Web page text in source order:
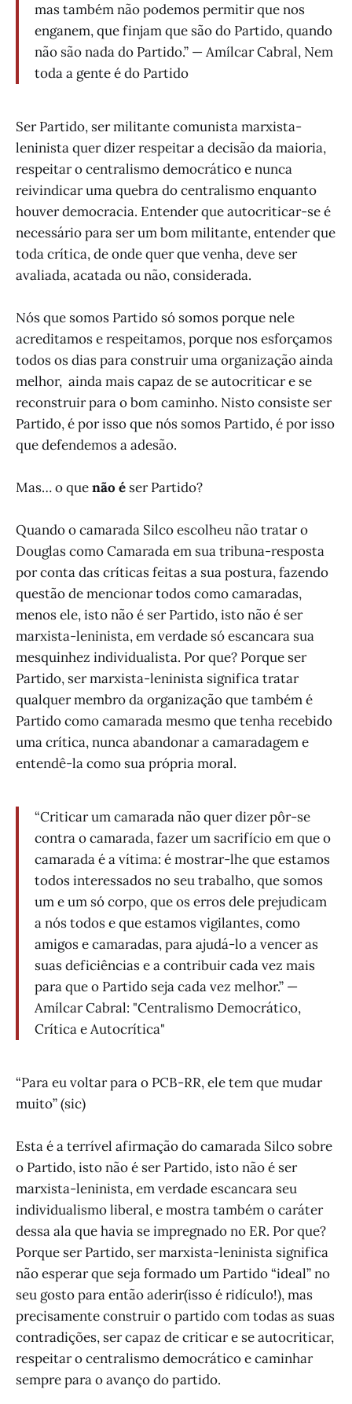
mas também não podemos permitir que nos
enganem, que finjam que são do Partido, quando
não são nada do Partido.” — Amílcar Cabral, Nem
toda a gente é do Partido
Ser Partido, ser militante comunista marxista-
leninista quer dizer respeitar a decisão da maioria,
respeitar o centralismo democrático e nunca
reivindicar uma quebra do centralismo enquanto
houver democracia. Entender que autocriticar-se é
necessário para ser um bom militante, entender que
toda crítica, de onde quer que venha, deve ser
avaliada, acatada ou não, considerada.
Nós que somos Partido só somos porque nele
acreditamos e respeitamos, porque nos esforçamos
todos os dias para construir uma organização ainda
melhor, ainda mais capaz de se autocriticar e se
reconstruir para o bom caminho. Nisto consiste ser
Partido, é por isso que nós somos Partido, é por isso
que defendemos a adesão.
Mas… o quenão é ser Partido?
Quando o camarada Silco escolheu não tratar o
Douglas como Camarada em sua tribuna-resposta
por conta das críticas feitas a sua postura, fazendo
questão de mencionar todos como camaradas,
menos ele, isto não é ser Partido, isto não é ser
marxista-leninista, em verdade só escancara sua
mesquinhez individualista. Por que? Porque ser
Partido, ser marxista-leninista significa tratar
qualquer membro da organização que também é
Partido como camarada mesmo que tenha recebido
uma crítica, nunca abandonar a camaradagem e
entendê-la como sua própria moral.
“Criticar um camarada não quer dizer pôr-se
contra o camarada, fazer um sacrifício em que o
camarada é a vítima: é mostrar-lhe que estamos
todos interessados no seu trabalho, que somos
um e um só corpo, que os erros dele prejudicam
a nós todos e que estamos vigilantes, como
amigos e camaradas, para ajudá-lo a vencer as
suas deficiências e a contribuir cada vez mais
para que o Partido seja cada vez melhor.” —
Amílcar Cabral: "Centralismo Democrático,
Crítica e Autocrítica"
“Para eu voltar para o PCB-RR, ele tem que mudar
muito” (sic)
Esta é a terrível afirmação do camarada Silco sobre
o Partido, isto não é ser Partido, isto não é ser
marxista-leninista, em verdade escancara seu
individualismo liberal, e mostra também o caráter
dessa ala que havia se impregnado no ER. Por que?
Porque ser Partido, ser marxista-leninista significa
não esperar que seja formado um Partido “ideal” no
seu gosto para então aderir(isso é ridículo!), mas
precisamente construir o partido com todas as suas
contradições, ser capaz de criticar e se autocriticar,
respeitar o centralismo democrático e caminhar
sempre para o avanço do partido.